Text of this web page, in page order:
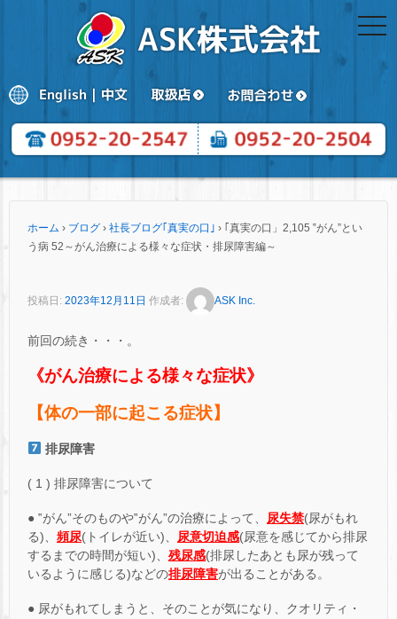
ホーム › ブログ › 社長ブログ｢真実の口｣ › ｢真実の口」2,105 ‟がん”とい
う病 52～がん治療による様々な症状・排尿障害編～
投稿日: 2023年12月11日 作成者: ASK Inc.
前回の続き・・・。
《がん治療による様々な症状》
【体の一部に起こる症状】
排尿障害
( 1 ) 排尿障害について
● ‟がん”そのものや‟がん”の治療によって、 尿失禁(尿がもれ
る)、 頻尿(トイレが近い)、 尿意切迫感(尿意を感じてから排尿
するまでの時間が短い)、 残尿感(排尿したあとも尿が残って
いるように感じる)などの排尿障害が出ることがある。
● 尿がもれてしまうと、そのことが気になり、クオリティ・